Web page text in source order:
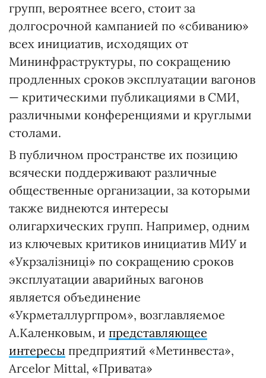
групп, вероятнее всего, стоит за
долгосрочной кампанией по «сбиванию»
всех инициатив, исходящих от
Мининфраструктуры, по сокращению
продленных сроков эксплуатации вагонов
— критическими публикациями в СМИ,
различными конференциями и круглыми
столами.
В публичном пространстве их позицию
всячески поддерживают различные
общественные организации, за которыми
также виднеются интересы
олигархических групп. Например, одним
из ключевых критиков инициатив МИУ и
«Укрзалізниці» по сокращению сроков
эксплуатации аварийных вагонов
является объединение
«Укрметаллургпром», возглавляемое
А.Каленковым, и представляющее
интересы предприятий «Метинвеста»,
Arcelor Mittal, «Привата»